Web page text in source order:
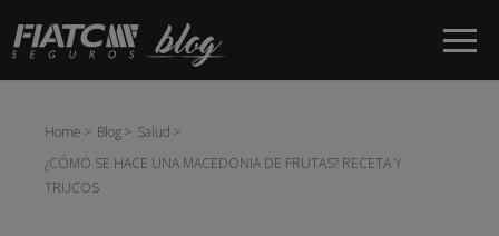
Saltar al contenido principal
Home Blog
Salud
¿CÓMO SE HACE UNA MACEDONIA DE FRUTAS? RECETA Y
TRUCOS